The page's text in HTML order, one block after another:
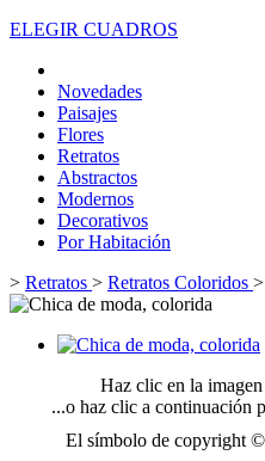
ELEGIR CUADROS
Novedades
Paisajes
Flores
Retratos
Abstractos
Modernos
Decorativos
Por Habitación
> Retratos > Retratos Coloridos >
Haz clic en la
...o haz clic a continuación
El símbolo de copyright ©